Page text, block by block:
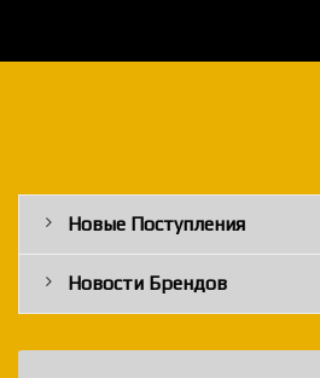
Новые Поступления
Новости Брендов